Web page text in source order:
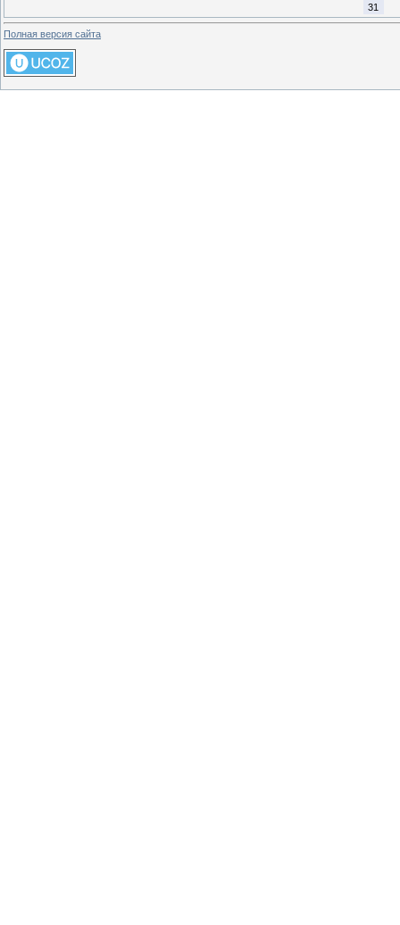
31
Полная версия сайта